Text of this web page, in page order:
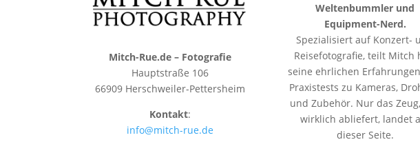
Mitch-Rue.de – Fotografie
Hauptstraße 106
66909 Herschweiler-Pettersheim
Kontakt:
info@mitch-rue.de
Weltenbummler und
Equipment-Nerd.
Spezialisiert auf Konzert-
Reisefotografie, teilt Mitch
seine ehrlichen
Praxistests zu Kameras,
und Zubehör. Nur das
wirklich abliefert, landet
dieser Seite.